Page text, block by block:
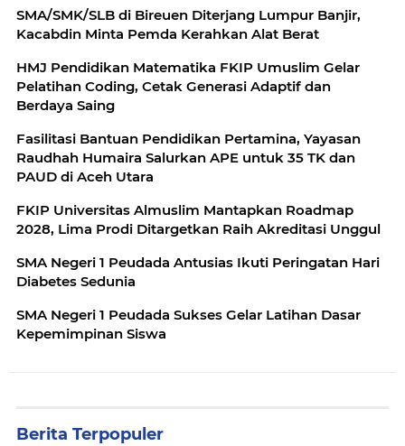
SMA/SMK/SLB di Bireuen Diterjang Lumpur Banjir,
Kacabdin Minta Pemda Kerahkan Alat Berat
HMJ Pendidikan Matematika FKIP Umuslim Gelar
Pelatihan Coding, Cetak Generasi Adaptif dan
Berdaya Saing
Fasilitasi Bantuan Pendidikan Pertamina, Yayasan
Raudhah Humaira Salurkan APE untuk 35 TK dan
PAUD di Aceh Utara
FKIP Universitas Almuslim Mantapkan Roadmap
2028, Lima Prodi Ditargetkan Raih Akreditasi Unggul
SMA Negeri 1 Peudada Antusias Ikuti Peringatan Hari
Diabetes Sedunia
SMA Negeri 1 Peudada Sukses Gelar Latihan Dasar
Kepemimpinan Siswa
Berita Terpopuler